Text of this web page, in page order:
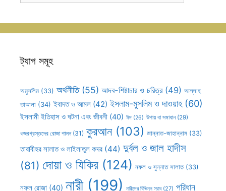
ট্যাগ সমূহ
অমুসলিম (33) অর্থনীতি(55) আদব-শিষ্টাচার ও চরিত্র(49) আল্লাহ
তাআলা (34) ইবাদত ও আমল (42) ইসলাম-মুসলিম ও দাওয়াহ(60)
ইসলামী ইতিহাস ও ঘটনা এবং জীবনী (40) ঈদ (26) উপায় বা সমাধান(29)
ওজরগ্রস্তদের রোজা পালন(31) কুরআন(103) জান্নাত-জাহান্নাম (33)
তারাবীহর সালাত ও লাইলাতুল কদর (44) দুর্বল ও জাল হাদীস
(81) দোয়া ও যিকির (124) নফল ও সুন্নাত সালাত(33)
নফল রোজা (40) নারী(199) নারীদের বিভিন্ন স্রাব(27) পরিধান